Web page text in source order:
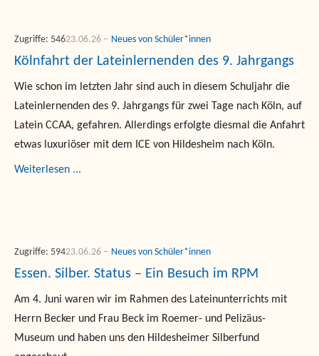
Kölnfahrt der Lateinlernenden des 9. Jahrgangs
Wie schon im letzten Jahr sind auch in diesem Schuljahr die
Lateinlernenden des 9. Jahrgangs für zwei Tage nach Köln, auf
Latein CCAA, gefahren. Allerdings erfolgte diesmal die Anfahrt
etwas luxuriöser mit dem ICE von Hildesheim nach Köln.
Neues von Schüler*innen
23.06.26
Zugriffe: 546
Weiterlesen ...
Essen. Silber. Status – Ein Besuch im RPM
Am 4. Juni waren wir im Rahmen des Lateinunterrichts mit
Herrn Becker und Frau Beck im Roemer- und Pelizäus-
Museum und haben uns den Hildesheimer Silberfund
Neues von Schüler*innen
23.06.26
Zugriffe: 594